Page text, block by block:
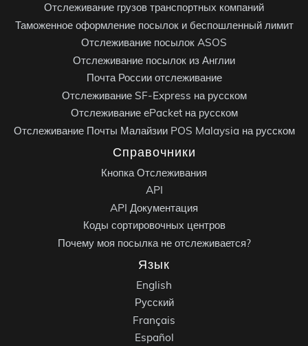
Отслеживание грузов транспортных компаний
Таможенное оформление посылок и беспошленный лимит
Отслеживание посылок ASOS
Отслеживание посылок из Англии
Почта России отслеживание
Отслеживание SF-Express на русском
Отслеживание ePacket на русском
Отслеживание Почты Малайзии POS Malaysia на русском
Справочники
Кнопка Отслеживания
API
API Документация
Коды сортировочных центров
Почему моя посылка не отслеживается?
Язык
English
Русский
Français
Español